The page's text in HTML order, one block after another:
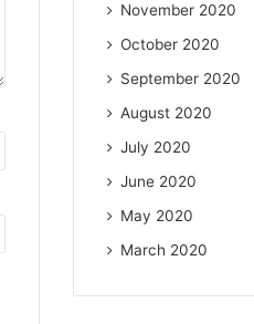
November 2020
October 2020
September 2020
August 2020
July 2020
June 2020
May 2020
March 2020